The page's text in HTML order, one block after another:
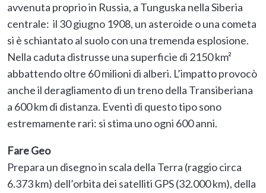
avvenuta proprio in Russia, a Tunguska nella Siberia
centrale: il 30 giugno 1908, un asteroide o una cometa
si è schiantato al suolo con una tremenda esplosione.
Nella caduta distrusse una superficie di 2150 km²
abbattendo oltre 60 milioni di alberi. L’impatto provocò
anche il deragliamento di un treno della Transiberiana
a 600 km di distanza. Eventi di questo tipo sono
estremamente rari: si stima uno ogni 600 anni.
Fare Geo
Prepara un disegno in scala della Terra (raggio circa
6.373 km) dell’orbita dei satelliti GPS (32.000 km), della